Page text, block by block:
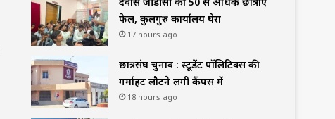
फेल, कुलगुरु कार्यालय घेरा
17 hours ago
छात्रसंघ चुनाव : स्टूडेंट पॉलिटिक्स की
गर्माहट लौटने लगी कैंपस में
18 hours ago